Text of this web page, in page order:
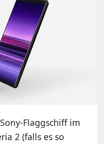
Flaggschiff im
2 (falls es so